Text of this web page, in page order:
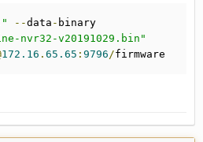
--data -
nvr32-v20191029.bin"
172.16 . 65.65 : 9796/firmware